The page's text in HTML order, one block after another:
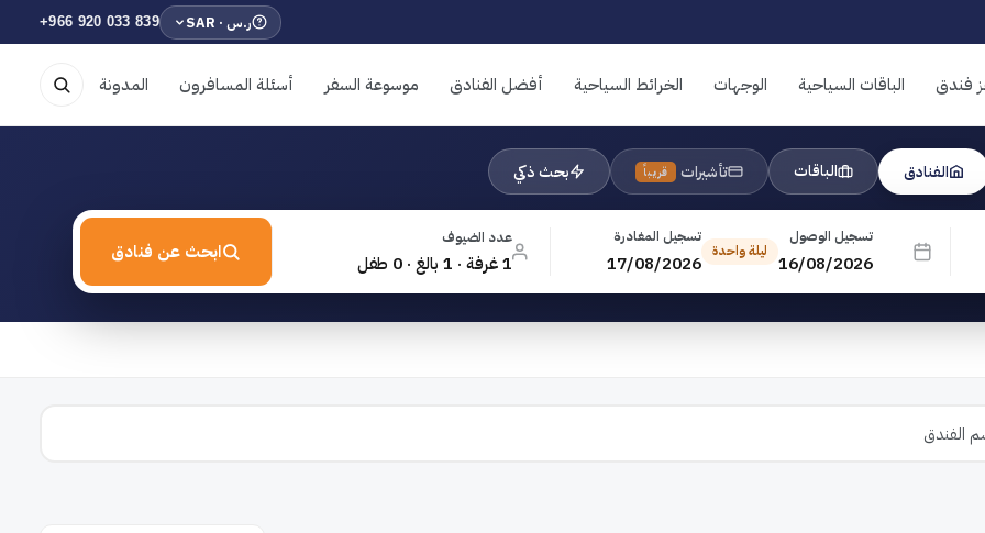
ر.س · SAR +966 920 033 839
فندق الباقات السياحية الوجهات الخرائط السياحية أفضل الفنادق موسوعة السفر أسئلة المسافرون المدونة
الفنادق الباقات تأشيرات قريباً بحث ذكي
تسجيل الوصول
16/08/2026
ليلة واحدة
تسجيل المغادرة
17/08/2026
عدد الضيوف
1 غرفة · 1 بالغ · 0 طفل ابحث عن فنادق